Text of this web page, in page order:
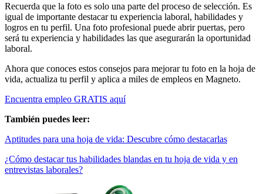
Recuerda que la foto es solo una parte del proceso de selección. Es
igual de importante destacar tu experiencia laboral, habilidades y
logros en tu perfil. Una foto profesional puede abrir puertas, pero
será tu experiencia y habilidades las que asegurarán la oportunidad
laboral.
Ahora que conoces estos consejos para mejorar tu foto en la hoja de
vida, actualiza tu perfil y aplica a miles de empleos en Magneto.
Encuentra empleo GRATIS aquí
También puedes leer:
Aptitudes para una hoja de vida: Descubre cómo destacarlas
¿Cómo destacar tus habilidades blandas en tu hoja de vida y en
entrevistas laborales?